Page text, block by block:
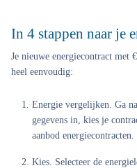
In 4 stappen naar je
Je nieuwe energiecontract met
heel eenvoudig:
Energie vergelijken. Ga
gegevens in, kies je
aanbod energiecontracten.
Kies. Selecteer de